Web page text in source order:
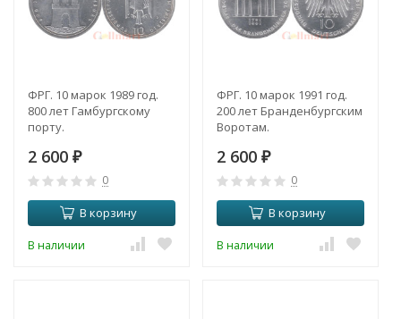
ФРГ. 10 марок 1989 год.
800 лет Гамбургскому
порту.
2 600 ₽
0
В корзину
В наличии
ФРГ. 10 марок 1991 год.
200 лет Бранденбургским
Воротам.
2 600 ₽
0
В корзину
В наличии